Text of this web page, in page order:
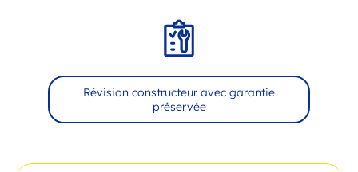
Révision constructeur avec garantie
préservée